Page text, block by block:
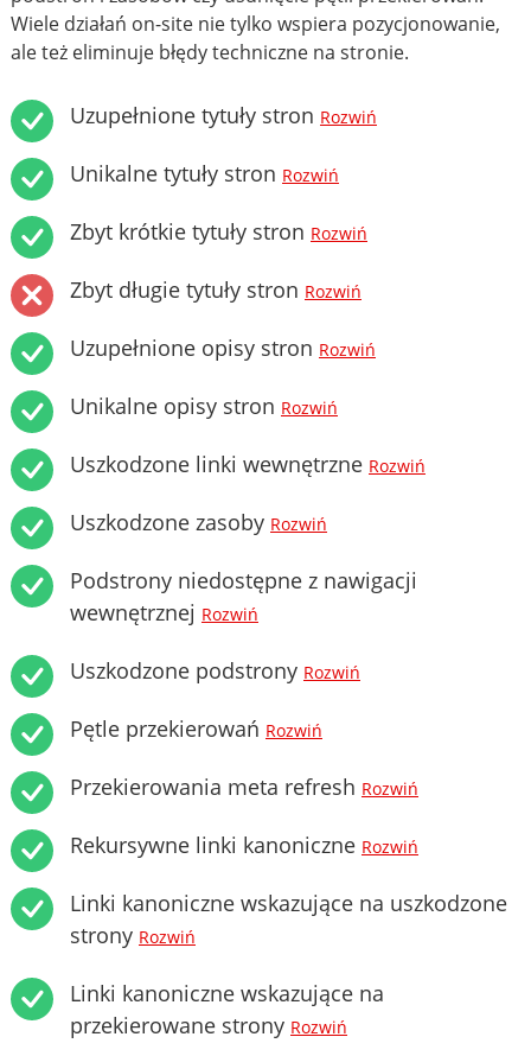
Wiele działań on-site nie tylko wspiera pozycjonowanie,
ale też eliminuje błędy techniczne na stronie.
Uzupełnione tytuły stron Rozwiń
Unikalne tytuły stron Rozwiń
Zbyt krótkie tytuły stron Rozwiń
Zbyt długie tytuły stron Rozwiń
Uzupełnione opisy stron Rozwiń
Unikalne opisy stron Rozwiń
Uszkodzone linki wewnętrzne Rozwiń
Uszkodzone zasoby Rozwiń
Podstrony niedostępne z nawigacji
wewnętrznej Rozwiń
Uszkodzone podstrony Rozwiń
Pętle przekierowań Rozwiń
Przekierowania meta refresh Rozwiń
Rekursywne linki kanoniczne Rozwiń
Linki kanoniczne wskazujące na uszkodzone
strony Rozwiń
Linki kanoniczne wskazujące na
przekierowane strony Rozwiń